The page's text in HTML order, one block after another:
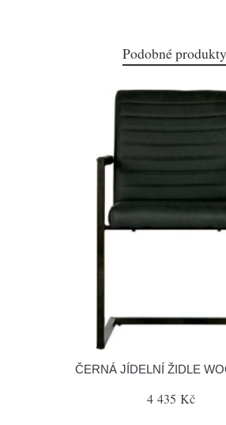
Podobné produkty
ČERNÁ JÍDELNÍ ŽIDLE
4 435 Kč